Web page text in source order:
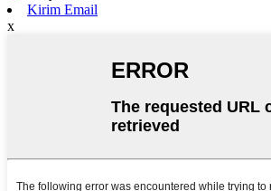
Kirim Email
x